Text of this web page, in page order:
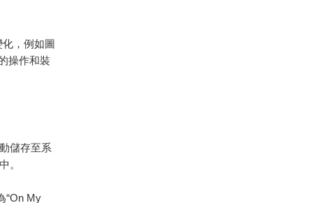
，例如圖
操作和裝
儲存至系
。
“On My